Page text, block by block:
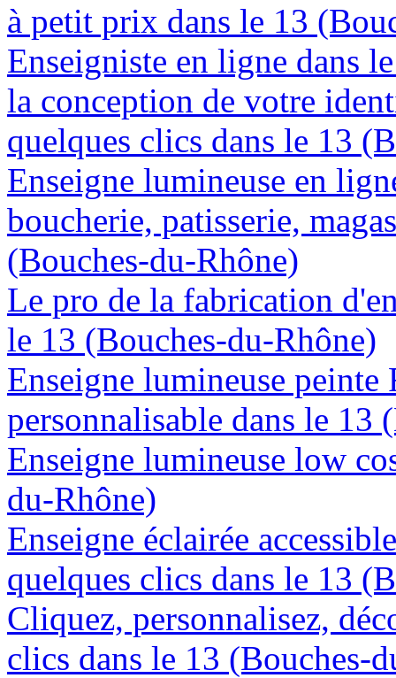
à petit prix dans le 13
Enseigniste en ligne dans
la conception de votre
quelques clics dans le 13
Enseigne lumineuse en
boucherie, patisserie,
(Bouches-du-Rhône)
Le pro de la fabrication
le 13 (Bouches-du-Rhône)
Enseigne lumineuse
personnalisable dans le 13
Enseigne lumineuse low
du-Rhône)
Enseigne éclairée
quelques clics dans le 13
Cliquez, personnalisez,
clics dans le 13 (Bouches-